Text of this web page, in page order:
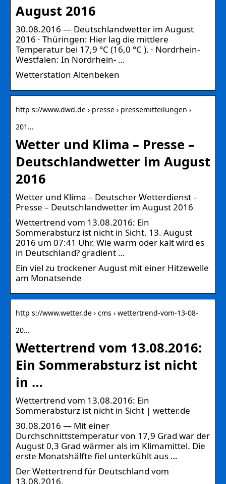
August 2016
30.08.2016 — Deutschlandwetter im August
2016 · Thüringen: Hier lag die mittlere
Temperatur bei 17,9 °C (16,0 °C ). · Nordrhein-
Westfalen: In Nordrhein- …
Wetterstation Altenbeken
http s://www.dwd.de › presse › pressemitteilungen ›
201…
Wetter und Klima – Presse –
Deutschlandwetter im August
2016
Wetter und Klima – Deutscher Wetterdienst –
Presse – Deutschlandwetter im August 2016
Wettertrend vom 13.08.2016: Ein
Sommerabsturz ist nicht in Sicht. 13. August
2016 um 07:41 Uhr. Wie warm oder kalt wird es
in Deutschland? gradient …
Ein viel zu trockener August mit einer Hitzewelle
am Monatsende
http s://www.wetter.de › cms › wettertrend-vom-13-08-
20…
Wettertrend vom 13.08.2016:
Ein Sommerabsturz ist nicht
in …
Wettertrend vom 13.08.2016: Ein
Sommerabsturz ist nicht in Sicht | wetter.de
30.08.2016 — Mit einer
Durchschnittstemperatur von 17,9 Grad war der
August 0,3 Grad wärmer als im Klimamittel. Die
erste Monatshälfte fiel unterkühlt aus …
Der Wettertrend für Deutschland vom
13.08.2016.